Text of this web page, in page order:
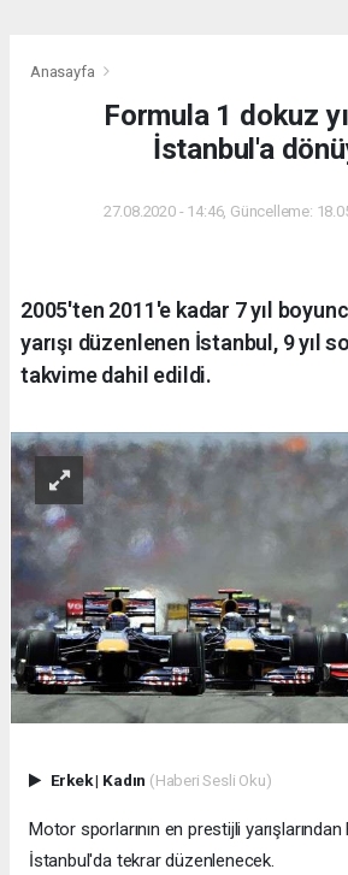
Anasayfa
Formula 1 dokuz
İstanbul'a
27.08.2020 - 14:46, Güncelleme:
2005'ten 2011'e kadar 7 yıl
yarışı düzenlenen İstanbul, 9 yıl
takvime dahil edildi.
Erkek| Kadın (Haberi Sesli Oku)
Motor sporlarının en prestijli
İstanbul'da tekrar düzenlenecek.